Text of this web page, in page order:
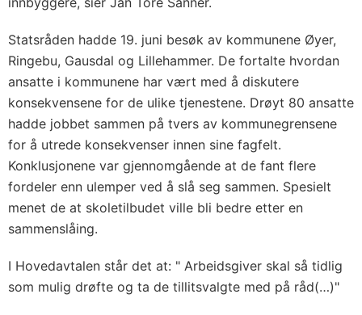
Statsråden hadde 19. juni besøk av kommunene Øyer,
Ringebu, Gausdal og Lillehammer. De fortalte hvordan
ansatte i kommunene har vært med å diskutere
konsekvensene for de ulike tjenestene. Drøyt 80 ansatte
hadde jobbet sammen på tvers av kommunegrensene
for å utrede konsekvenser innen sine fagfelt.
Konklusjonene var gjennomgående at de fant flere
fordeler enn ulemper ved å slå seg sammen. Spesielt
menet de at skoletilbudet ville bli bedre etter en
sammenslåing.
I Hovedavtalen står det at: " Arbeidsgiver skal så tidlig
som mulig drøfte og ta de tillitsvalgte med på råd(…)"